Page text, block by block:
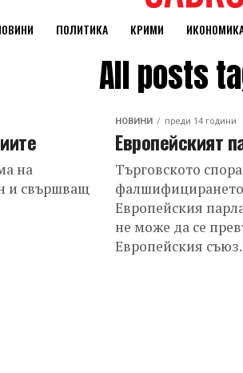
ПОЛИТИКА КРИМИ
All posts
на
и свършващ
НОВИНИ преди 14 години
Европейският
Търговското
фалшифицирането
Европейския
не може да се
Европейския съюз.